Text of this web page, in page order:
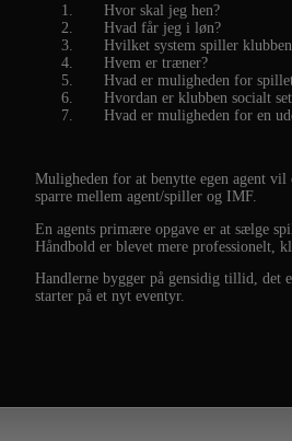
1.
Hvor skal jeg hen?
2.
Hvad får jeg i løn?
3.
Hvilket system spiller
4.
Hvem er træner?
5.
Hvad er muligheden for
6.
Hvordan er klubben socialt
7.
Hvad er muligheden for en
Muligheden for at benytte egen agent
sparre mellem agent/spiller og IMF.
En agents primære opgave er at sælge
Håndbold er blevet mere professionelt,
Handlerne bygger på gensidig tillid, det
starter på et nyt eventyr.